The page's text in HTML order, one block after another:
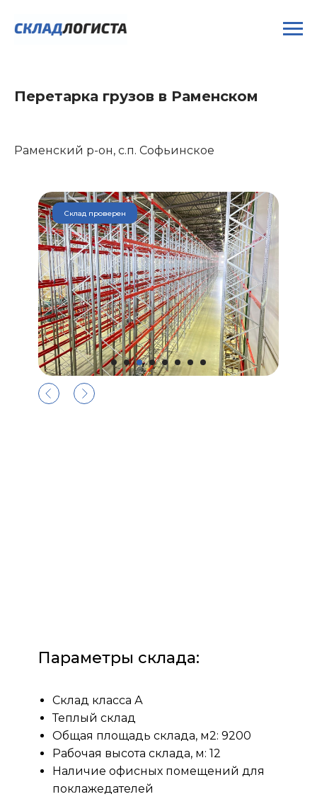
Перетарка грузов в Раменском
Раменский р-он, с.п. Софьинское
Склад проверен
Параметры склада:
Склад класса А
Теплый склад
Общая площадь склада, м2: 9200
Рабочая высота склада, м: 12
Наличие офисных помещений для
поклажедателей